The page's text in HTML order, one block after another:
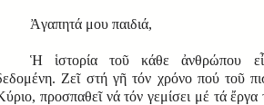
Ἀγαπητά μου παιδιά,
Ἡ ἱστορία τοῦ κάθε ἀνθρώπου
Ζεῖ στή γῆ τόν χρόνο πού τοῦ
προσπαθεῖ νά τόν γεμίσει μέ τά